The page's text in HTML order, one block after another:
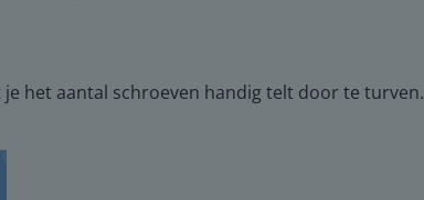
het aantal schroeven handig telt door te turven.